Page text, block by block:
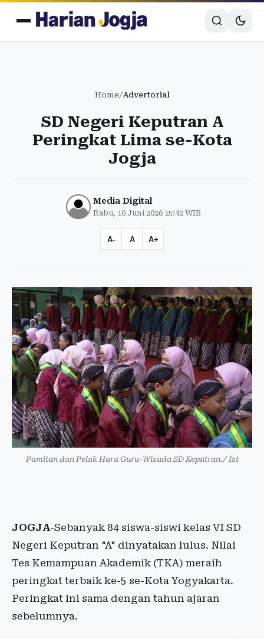
Home/Advertorial
SD Negeri Keputran A
Peringkat Lima se-Kota
Jogja
Media Digital
Rabu, 10 Juni 2026 15:42 WIB
A- A A+
Pamitan dan Peluk Haru Guru-Wisuda SD Keputran./ Ist
JOGJA-Sebanyak 84 siswa-siswi kelas VI SD
Negeri Keputran "A" dinyatakan lulus. Nilai
Tes Kemampuan Akademik (TKA) meraih
peringkat terbaik ke-5 se-Kota Yogyakarta.
Peringkat ini sama dengan tahun ajaran
sebelumnya.